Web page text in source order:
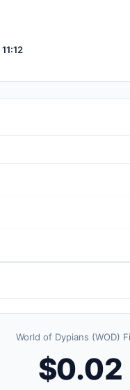
World of Dypians (WOD)
$0.02